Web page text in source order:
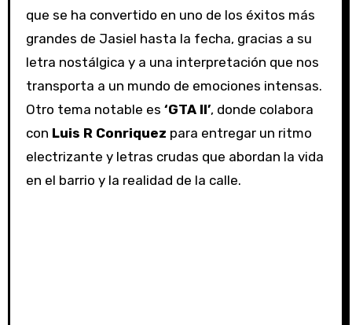
que se ha convertido en uno de los éxitos más
grandes de Jasiel hasta la fecha, gracias a su
letra nostálgica y a una interpretación que nos
transporta a un mundo de emociones intensas.
Otro tema notable es ‘GTA II’, donde colabora
con Luis R Conriquez para entregar un ritmo
electrizante y letras crudas que abordan la vida
en el barrio y la realidad de la calle.